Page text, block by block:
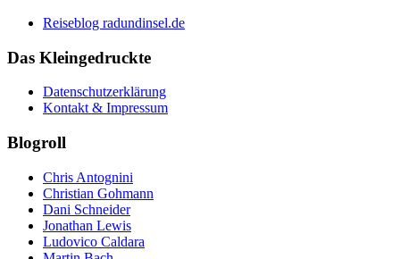
Reiseblog radundinsel.de
Das Kleingedruckte
Datenschutzerklärung
Kontakt & Impressum
Blogroll
Chris Antognini
Christian Gohmann
Dani Schneider
Jonathan Lewis
Ludovico Caldara